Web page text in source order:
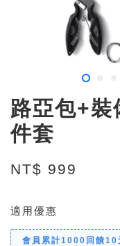
路亞包+裝
件套
NT$ 999
適用優惠
會員累計1000回饋10